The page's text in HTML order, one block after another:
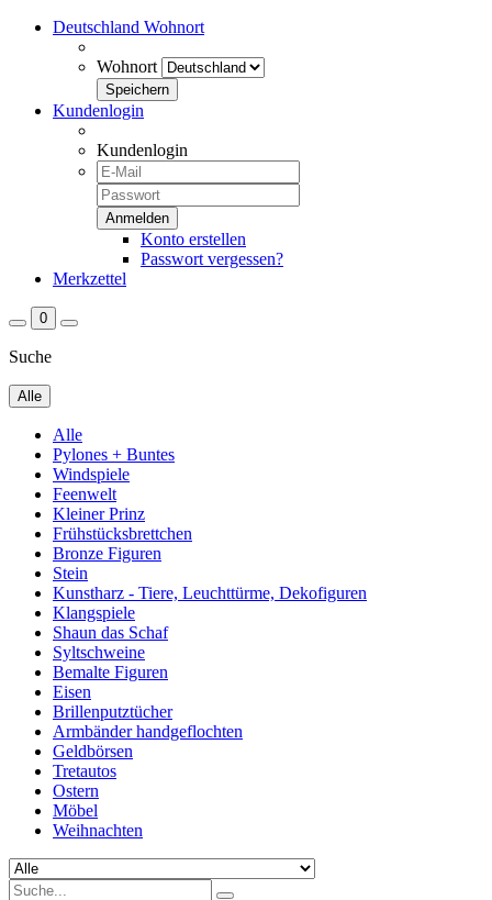
Deutschland Wohnort
Wohnort
Kundenlogin
Kundenlogin
Konto erstellen
Passwort vergessen?
Merkzettel
0
Suche
Alle
Alle
Pylones + Buntes
Windspiele
Feenwelt
Kleiner Prinz
Frühstücksbrettchen
Bronze Figuren
Stein
Kunstharz - Tiere, Leuchttürme, Dekofiguren
Klangspiele
Shaun das Schaf
Syltschweine
Bemalte Figuren
Eisen
Brillenputztücher
Armbänder handgeflochten
Geldbörsen
Tretautos
Ostern
Möbel
Weihnachten